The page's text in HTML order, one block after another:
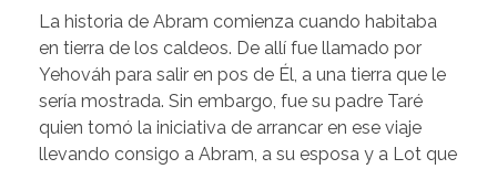
La historia de Abram comienza cuando habitaba
en tierra de los caldeos. De allí fue llamado por
Yehováh para salir en pos de Él, a una tierra que le
sería mostrada. Sin embargo, fue su padre Taré
quien tomó la iniciativa de arrancar en ese viaje
llevando consigo a Abram, a su esposa y a Lot que